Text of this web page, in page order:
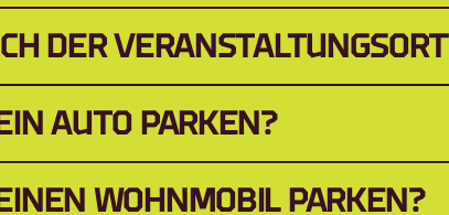
DER
AUTO PARKEN?
WOHNMOBIL PARKEN?